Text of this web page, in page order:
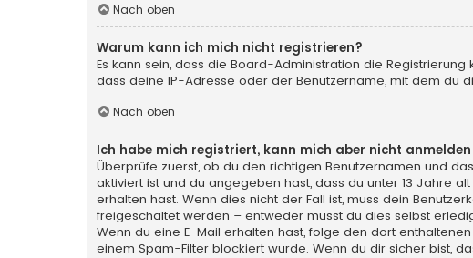
Nach oben
Warum kann ich mich nicht registrieren?
Es kann sein, dass die Board-Administration die
dass deine IP-Adresse oder der Benutzername, mit dem du
Nach oben
Ich habe mich registriert, kann mich aber nicht
Überprüfe zuerst, ob du den richtigen Benutzernamen und
aktiviert ist und du angegeben hast, dass du unter 13 Jahre
erhalten hast. Wenn dies nicht der Fall ist, muss dein
freigeschaltet werden – entweder musst du dies selbst
Wenn du eine E-Mail erhalten hast, folge den dort
einem Spam-Filter blockiert wurde. Wenn du dir sicher bist,